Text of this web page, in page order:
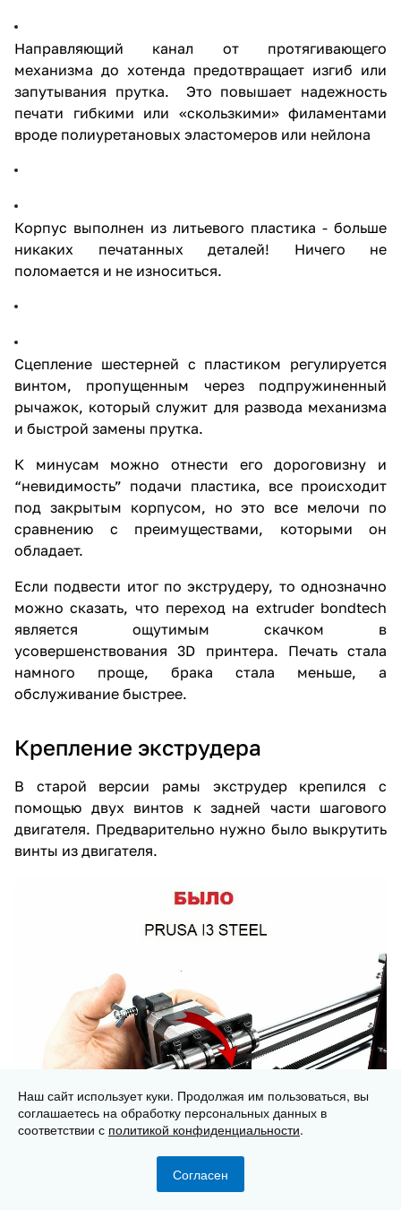
Направляющий канал от протягивающего
механизма до хотенда предотвращает изгиб или
запутывания прутка. Это повышает надежность
печати гибкими или «скользкими» филаментами
вроде полиуретановых эластомеров или нейлона
Корпус выполнен из литьевого пластика - больше
никаких печатанных деталей! Ничего не
поломается и не износиться.
Сцепление шестерней с пластиком регулируется
винтом, пропущенным через подпружиненный
рычажок, который служит для развода механизма
и быстрой замены прутка.
К минусам можно отнести его дороговизну и
“невидимость” подачи пластика, все происходит
под закрытым корпусом, но это все мелочи по
сравнению с преимуществами, которыми он
обладает.
Если подвести итог по экструдеру, то однозначно
можно сказать, что переход на extruder bondtech
является ощутимым скачком в
усовершенствования 3D принтера. Печать стала
намного проще, брака стала меньше, а
обслуживание быстрее.
Крепление экструдера
В старой версии рамы экструдер крепился с
помощью двух винтов к задней части шагового
двигателя. Предварительно нужно было выкрутить
винты из двигателя.
Наш сайт использует куки. Продолжая им пользоваться, вы
соглашаетесь на обработку персональных данных в
соответствии с политикой конфиденциальности.
Согласен